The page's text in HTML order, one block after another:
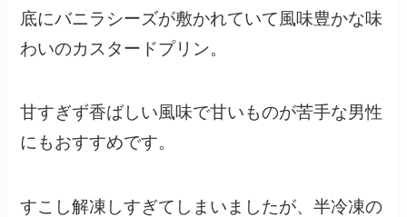
底にバニラシーズが敷かれていて風味豊かな味
わいのカスタードプリン。
甘すぎず香ばしい風味で甘いものが苦手な男性
にもおすすめです。
すこし解凍しすぎてしまいましたが、半冷凍の